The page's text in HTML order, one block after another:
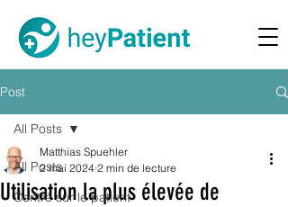
Post
All Posts
Centré sur le patient
All Posts
Utilisation la plus élevée de
Matthias Spuehler
2 mai 2024 2 min de lecture